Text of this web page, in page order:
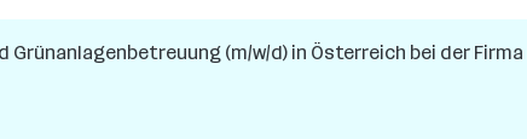
Jobs
Grünanlagenbetreuung (m/w/d) in Österreich bei der Firma